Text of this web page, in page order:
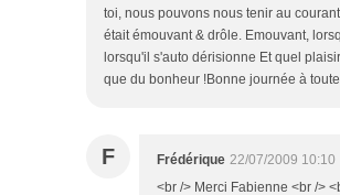
toi, nous pouvons nous tenir au
était émouvant & drôle. Emouvant,
lorsqu'il s'auto dérisionne Et quel
que du bonheur !Bonne journée à
F Frédérique 22/07/2009 10:10
<br /> Merci Fabienne <br />